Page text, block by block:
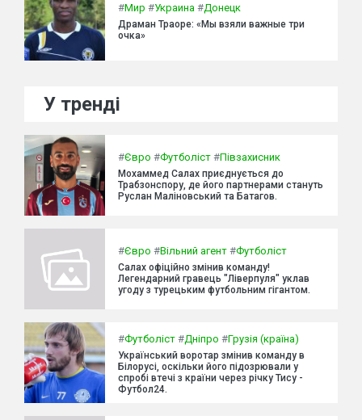
#Мир #Украина #Донецк
Драман Траоре: «Мы взяли важные три
очка»
У тренді
#Євро #Футболіст #Півзахисник
Мохаммед Салах приєднується до
Трабзонспору, де його партнерами стануть
Руслан Маліновський та Батагов.
#Євро #Вільний агент #Футболіст
Салах офіційно змінив команду!
Легендарний гравець "Ліверпуля" уклав
угоду з турецьким футбольним гігантом.
#Футболіст #Дніпро #Грузія (країна)
Український воротар змінив команду в
Білорусі, оскільки його підозрювали у
спробі втечі з країни через річку Тису -
Футбол24.